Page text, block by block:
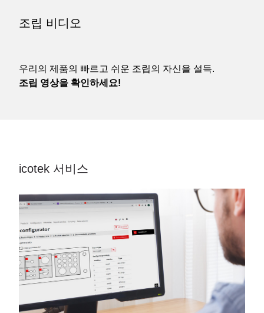
조립 비디오
우리의 제품의 빠르고 쉬운 조립의 자신을 설득.
조립 영상을 확인하세요!
icotek 서비스